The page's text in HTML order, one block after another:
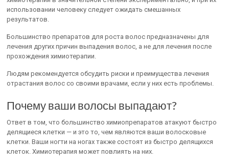
использовании человеку следует ожидать смешанных
результатов.
Большинство препаратов для роста волос предназначены для
лечения других причин выпадения волос, а не для лечения после
прохождения химиотерапии.
Людям рекомендуется обсудить риски и преимущества лечения
отрастания волос со своими врачами, если у них есть проблемы.
Почему ваши волосы выпадают?
Ответ в том, что большинство химиопрепаратов атакуют быстро
делящиеся клетки — и это то, чем являются ваши волосковые
клетки. Ваши ногти на ногах также состоят из быстро делящихся
клеток. Химиотерапия может повлиять на них.